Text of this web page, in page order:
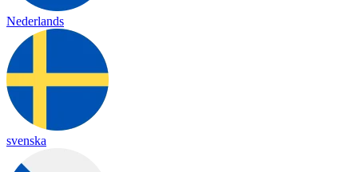
Nederlands
svenska